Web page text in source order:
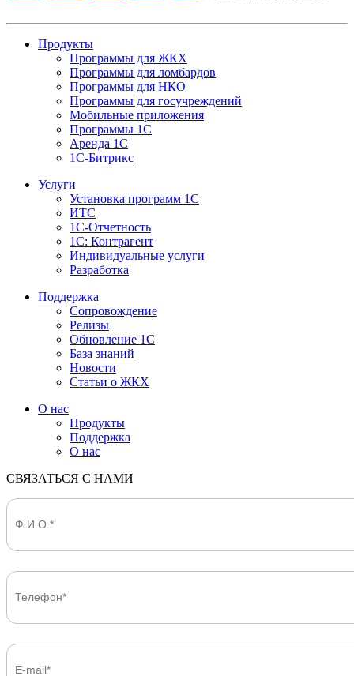
Продукты
Программы для ЖКХ
Программы для ломбардов
Программы для НКО
Программы для госучреждений
Мобильные приложения
Программы 1С
Аренда 1С
1С-Битрикс
Услуги
Установка программ 1С
ИТС
1С-Отчетность
1С: Контрагент
Индивидуальные услуги
Разработка
Поддержка
Сопровождение
Релизы
Обновление 1С
База знаний
Новости
Статьи о ЖКХ
О нас
Продукты
Поддержка
О нас
СВЯЗАТЬСЯ С НАМИ